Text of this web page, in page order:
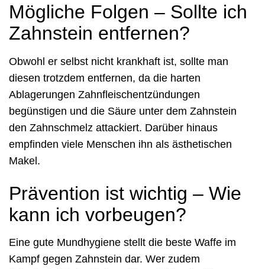
Mögliche Folgen – Sollte ich
Zahnstein entfernen?
Obwohl er selbst nicht krankhaft ist, sollte man
diesen trotzdem entfernen, da die harten
Ablagerungen Zahnfleischentzündungen
begünstigen und die Säure unter dem Zahnstein
den Zahnschmelz attackiert. Darüber hinaus
empfinden viele Menschen ihn als ästhetischen
Makel.
Prävention ist wichtig – Wie
kann ich vorbeugen?
Eine gute Mundhygiene stellt die beste Waffe im
Kampf gegen Zahnstein dar. Wer zudem